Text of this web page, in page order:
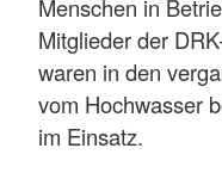
Menschen in
Mitglieder der
waren in den
vom Hochwasser
im Einsatz.